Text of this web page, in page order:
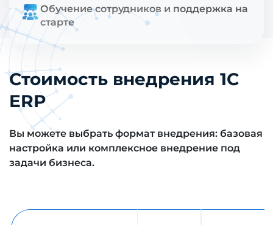
Обучение сотрудников и поддержка на
старте
Стоимость внедрения 1С
ERP
Вы можете выбрать формат внедрения: базовая
настройка или комплексное внедрение под
задачи бизнеса.